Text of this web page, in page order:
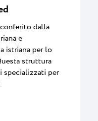
dalla
e
istriana per lo
struttura
specializzati per